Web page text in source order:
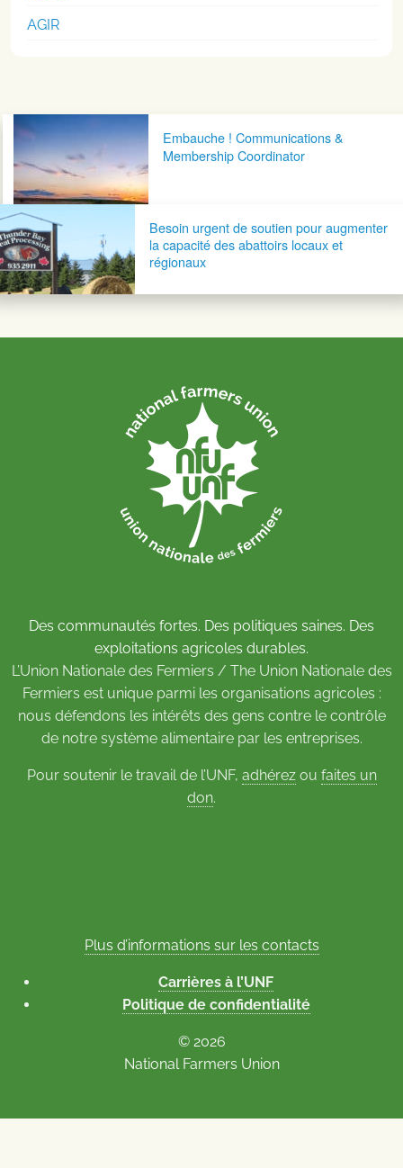
AGIR
Navigation postaleEmbauche ! Communications &
Membership Coordinator
Besoin urgent de soutien pour augmenter
la capacité des abattoirs locaux et
régionaux
Des communautés fortes. Des politiques saines. Des
exploitations agricoles durables.
L’Union Nationale des Fermiers / The Union Nationale des
Fermiers est unique parmi les organisations agricoles :
nous défendons les intérêts des gens contre le contrôle
de notre système alimentaire par les entreprises.
Pour soutenir le travail de l’UNF, adhérezou faites un
don.
Plus d’informations sur les contacts
Carrières à l’UNF
Politique de confidentialité
© 2026
National Farmers Union